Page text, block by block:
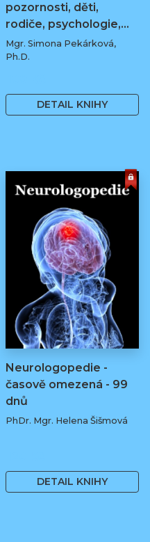
pozornosti, děti,
rodiče, psychologie,…
Mgr. Simona Pekárková,
Ph.D.
DETAIL KNIHY
Neurologopedie -
časově omezená - 99
dnů
PhDr. Mgr. Helena Šišmová
DETAIL KNIHY